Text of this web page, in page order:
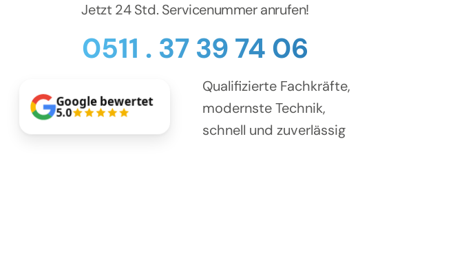
Jetzt 24 Std. Servicenummer anrufen!
0511 . 37 39 74 06
Google bewertet
5.0
Qualifizierte Fachkräfte,
modernste Technik,
schnell und zuverlässig